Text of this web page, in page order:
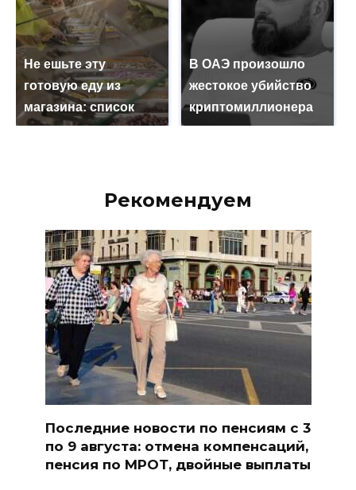
Не ешьте эту
готовую еду из
магазина: список
В ОАЭ произошло
жестокое убийство
криптомиллионера
Рекомендуем
Последние новости по пенсиям с 3
по 9 августа: отмена компенсаций,
пенсия по МРОТ, двойные выплаты